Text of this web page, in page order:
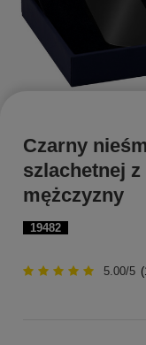
19482
Czarny
szlachetnej
mężczyzny
5.00/5 (